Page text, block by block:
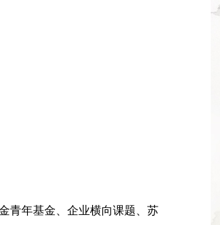
青年基金、企业横向课题、苏